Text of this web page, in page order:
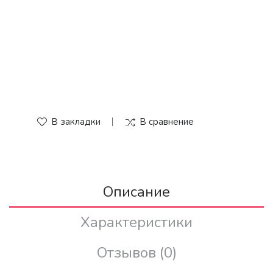
В закладки В сравнение
Описание
Характеристики
Отзывов (0)